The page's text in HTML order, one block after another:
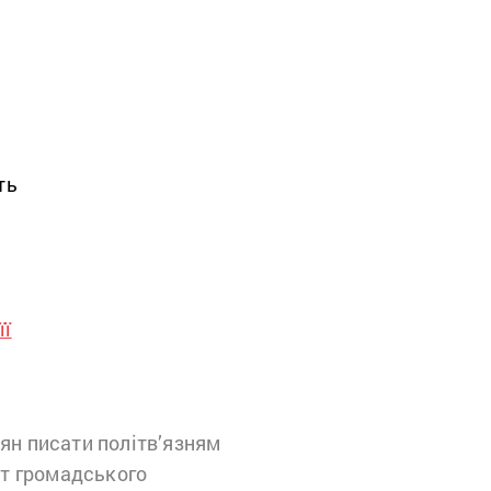
писати політв’язням
громадського